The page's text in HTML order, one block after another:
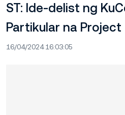
ST: Ide-delist ng
Partikular na Project
16/04/2024 16:03:05